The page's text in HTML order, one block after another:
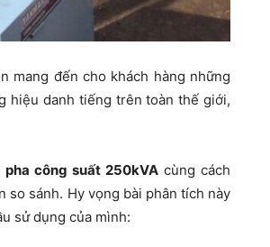
mang đến cho khách hàng những
hiệu danh tiếng trên toàn thế giới,
công suất 250kVA cùng cách
so sánh. Hy vọng bài phân tích này
sử dụng của mình: